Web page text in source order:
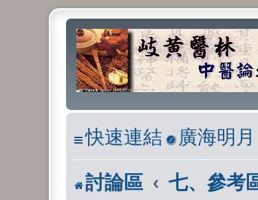
快速連結 廣海明月
討論區 七、參考